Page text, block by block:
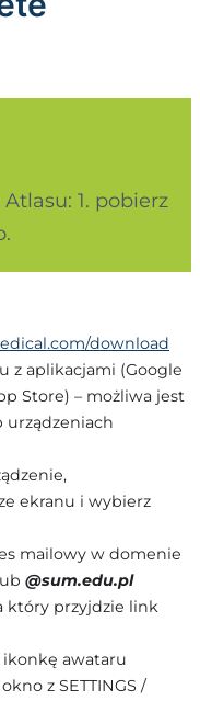
1. pobierz
download
z aplikacjami (Google
Store) – możliwa jest
urządzeniach
ekranu i wybierz
mailowy w domenie
@sum.edu.pl
który przyjdzie link
ikonkę awataru
z SETTINGS /